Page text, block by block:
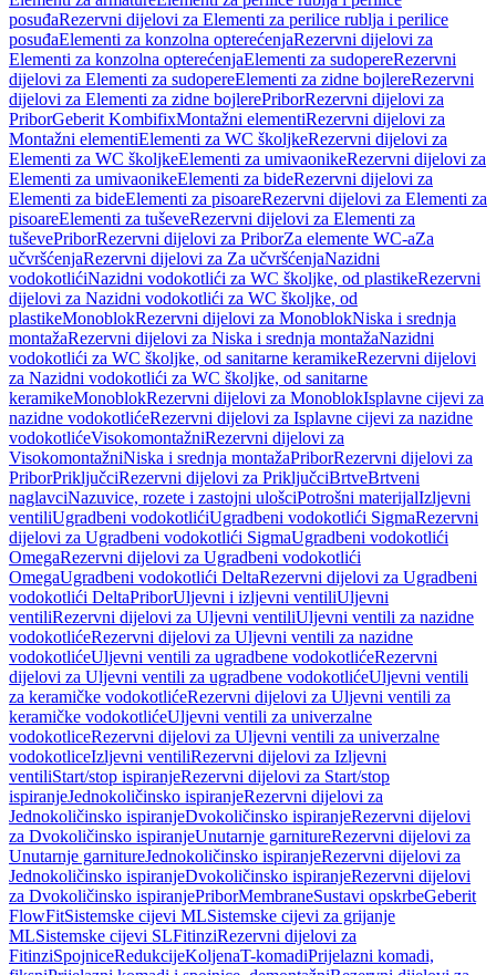
posuđaRezervni dijelovi za Elementi za perilice rublja i perilice
posuđaElementi za konzolna opterećenjaRezervni dijelovi za
Elementi za konzolna opterećenjaElementi za sudopereRezervni
dijelovi za Elementi za sudopereElementi za zidne bojlereRezervni
dijelovi za Elementi za zidne bojlerePriborRezervni dijelovi za
PriborGeberit KombifixMontažni elementiRezervni dijelovi za
Montažni elementiElementi za WC školjkeRezervni dijelovi za
Elementi za WC školjkeElementi za umivaonikeRezervni dijelovi za
Elementi za umivaonikeElementi za bideRezervni dijelovi za
Elementi za bideElementi za pisoareRezervni dijelovi za Elementi za
pisoareElementi za tuševeRezervni dijelovi za Elementi za
tuševePriborRezervni dijelovi za PriborZa elemente WC-aZa
učvršćenjaRezervni dijelovi za Za učvršćenjaNazidni
vodokotlićiNazidni vodokotlići za WC školjke, od plastikeRezervni
dijelovi za Nazidni vodokotlići za WC školjke, od
plastikeMonoblokRezervni dijelovi za MonoblokNiska i srednja
montažaRezervni dijelovi za Niska i srednja montažaNazidni
vodokotlići za WC školjke, od sanitarne keramikeRezervni dijelovi
za Nazidni vodokotlići za WC školjke, od sanitarne
keramikeMonoblokRezervni dijelovi za MonoblokIsplavne cijevi za
nazidne vodokotlićeRezervni dijelovi za Isplavne cijevi za nazidne
vodokotlićeVisokomontažniRezervni dijelovi za
VisokomontažniNiska i srednja montažaPriborRezervni dijelovi za
PriborPriključciRezervni dijelovi za PriključciBrtveBrtveni
naglavciNazuvice, rozete i zastojni ulošciPotrošni materijalIzljevni
ventiliUgradbeni vodokotlićiUgradbeni vodokotlići SigmaRezervni
dijelovi za Ugradbeni vodokotlići SigmaUgradbeni vodokotlići
OmegaRezervni dijelovi za Ugradbeni vodokotlići
OmegaUgradbeni vodokotlići DeltaRezervni dijelovi za Ugradbeni
vodokotlići DeltaPriborUljevni i izljevni ventiliUljevni
ventiliRezervni dijelovi za Uljevni ventiliUljevni ventili za nazidne
vodokotlićeRezervni dijelovi za Uljevni ventili za nazidne
vodokotlićeUljevni ventili za ugradbene vodokotlićeRezervni
dijelovi za Uljevni ventili za ugradbene vodokotlićeUljevni ventili
za keramičke vodokotlićeRezervni dijelovi za Uljevni ventili za
keramičke vodokotlićeUljevni ventili za univerzalne
vodokotliceRezervni dijelovi za Uljevni ventili za univerzalne
vodokotliceIzljevni ventiliRezervni dijelovi za Izljevni
ventiliStart/stop ispiranjeRezervni dijelovi za Start/stop
ispiranjeJednokoličinsko ispiranjeRezervni dijelovi za
Jednokoličinsko ispiranjeDvokoličinsko ispiranjeRezervni dijelovi
za Dvokoličinsko ispiranjeUnutarnje garnitureRezervni dijelovi za
Unutarnje garnitureJednokoličinsko ispiranjeRezervni dijelovi za
Jednokoličinsko ispiranjeDvokoličinsko ispiranjeRezervni dijelovi
za Dvokoličinsko ispiranjePriborMembraneSustavi opskrbeGeberit
FlowFitSistemske cijevi MLSistemske cijevi za grijanje
MLSistemske cijevi SLFitinziRezervni dijelovi za
FitinziSpojniceRedukcijeKoljenaT-komadiPrijelazni komadi,